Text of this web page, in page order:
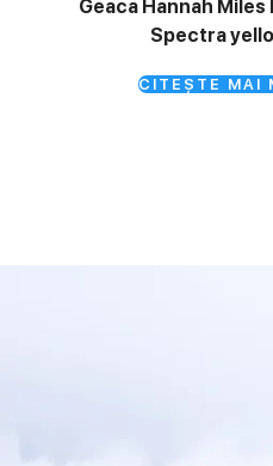
Geaca Hannah
Spectra
CITEȘTE MAI